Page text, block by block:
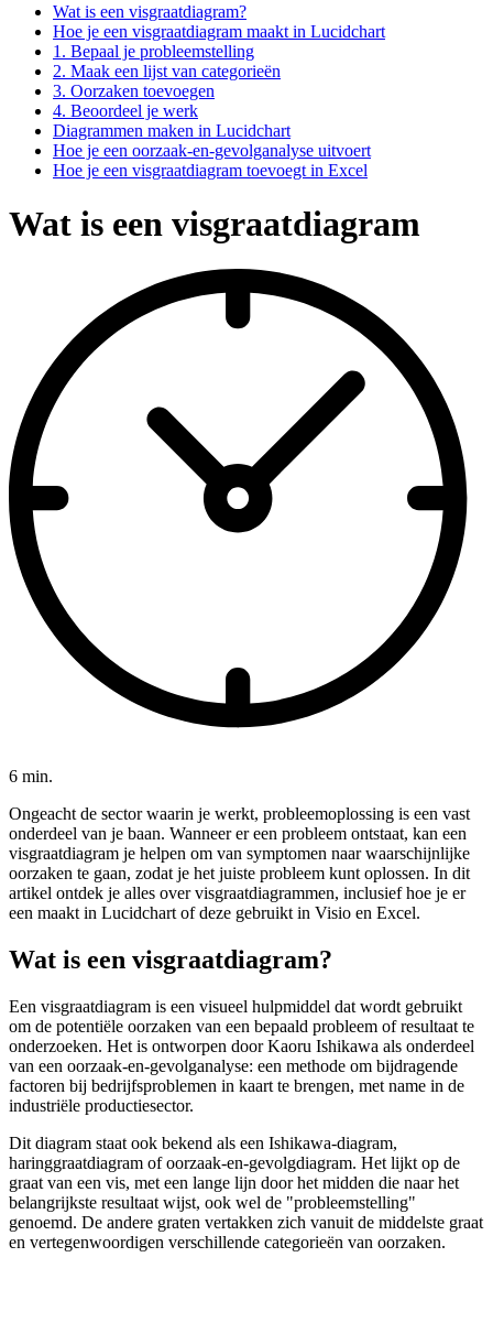
Wat is een visgraatdiagram?
Hoe je een visgraatdiagram maakt in Lucidchart
1. Bepaal je probleemstelling
2. Maak een lijst van categorieën
3. Oorzaken toevoegen
4. Beoordeel je werk
Diagrammen maken in Lucidchart
Hoe je een oorzaak-en-gevolganalyse uitvoert
Hoe je een visgraatdiagram toevoegt in Excel
Wat is een visgraatdiagram
6 min.
Ongeacht de sector waarin je werkt, probleemoplossing is een vast
onderdeel van je baan. Wanneer er een probleem ontstaat, kan een
visgraatdiagram je helpen om van symptomen naar waarschijnlijke
oorzaken te gaan, zodat je het juiste probleem kunt oplossen. In dit
artikel ontdek je alles over visgraatdiagrammen, inclusief hoe je er
een maakt in Lucidchart of deze gebruikt in Visio en Excel.
Wat is een visgraatdiagram?
Een visgraatdiagram is een visueel hulpmiddel dat wordt gebruikt
om de potentiële oorzaken van een bepaald probleem of resultaat te
onderzoeken. Het is ontworpen door Kaoru Ishikawa als onderdeel
van een oorzaak-en-gevolganalyse: een methode om bijdragende
factoren bij bedrijfsproblemen in kaart te brengen, met name in de
industriële productiesector.
Dit diagram staat ook bekend als een Ishikawa-diagram,
haringgraatdiagram of oorzaak-en-gevolgdiagram. Het lijkt op de
graat van een vis, met een lange lijn door het midden die naar het
belangrijkste resultaat wijst, ook wel de "probleemstelling"
genoemd. De andere graten vertakken zich vanuit de middelste graat
en vertegenwoordigen verschillende categorieën van oorzaken.